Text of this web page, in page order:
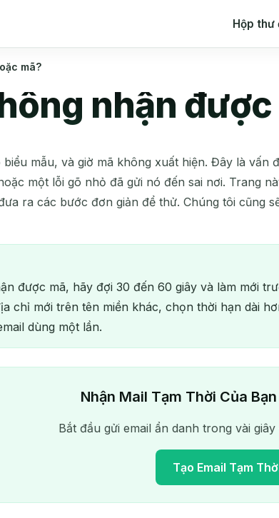
Hộp thư
mã?
nhận
mẫu, và giờ mã không xuất hiện. Đây là
một lỗi gõ nhỏ đã gửi nó đến sai nơi. Trang
ra các bước đơn giản để thử. Chúng tôi cũng
được mã, hãy đợi 30 đến 60 giây và làm mới
chỉ mới trên tên miền khác, chọn thời hạn dài
dùng một lần.
Nhận Mail Tạm Thời Của
Bắt đầu gửi email ẩn danh trong vài
Tạo Email Tạm